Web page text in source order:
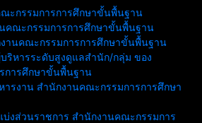
ะกรรมการการศึกษาขั้นพื้นฐาน
คณะกรรมการการศึกษาขั้นพื้นฐาน
านคณะกรรมการการศึกษาขั้นพื้นฐาน
ริหารระดับสูงดูแลสำนัก/กลุ่ม ของ
การศึกษาขั้นพื้นฐาน
ารงาน สำนักงานคณะกรรมการการศึกษา
บ่งส่วนราชการ สำนักงานคณะกรรมการ